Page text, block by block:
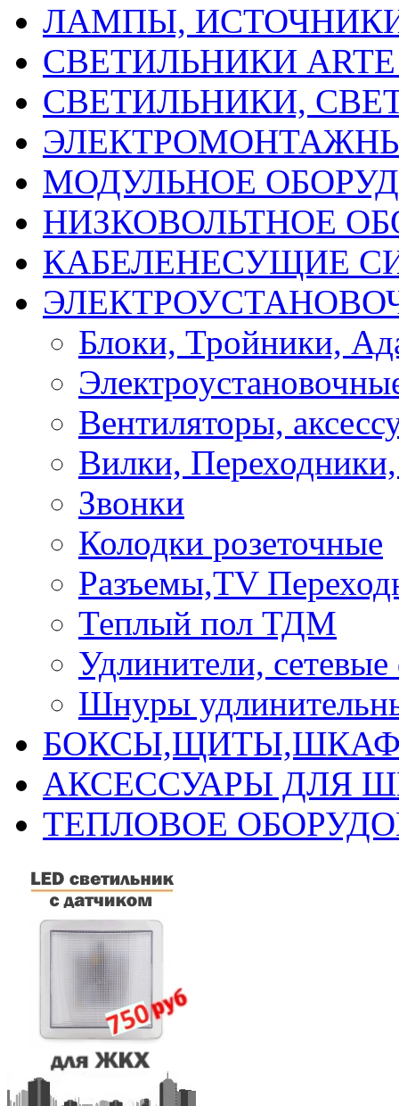
ЛАМПЫ,
СВЕТИЛЬНИКИ ARTE
СВЕТИЛЬНИКИ,
МОДУЛЬНОЕ
НИЗКОВОЛЬТНОЕ
КАБЕЛЕНЕСУЩИЕ
Блоки, Тройники,
Вентиляторы,
Вилки,
Звонки
Колодки розеточные
Разъемы,TV
Теплый пол ТДМ
Удлинители,
Шнуры
АКСЕССУАРЫ ДЛЯ
ТЕПЛОВОЕ